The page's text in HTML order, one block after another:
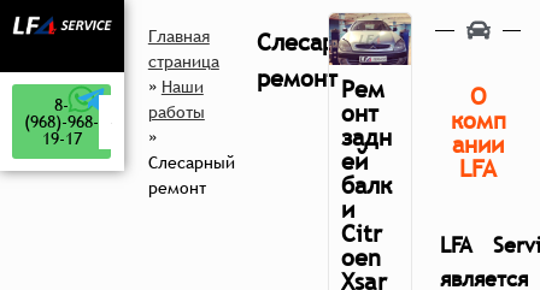
8-
(968)-968-
19-17
Главная
страница
» Наши
работы
»
Слесарный
ремонт
Слесарный
ремонтРем
онт
задн
ей
балк
и
Citr
oen
Xsar
О
комп
ании
LFA
LFA
является